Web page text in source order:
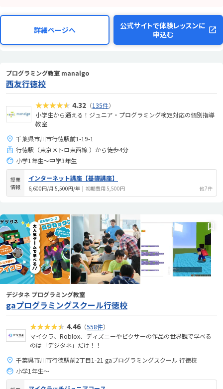
詳細ページへ
公式サイトで体験レッスンに
申込む
プログラミング教室 manalgo
西友行徳校
★★★★★ 4.32 （135件）
小学生から通える！ジュニア・プログラミング検定対応の個別指導
教室
千葉県市川市行徳駅前1-19-1
行徳駅（東京メトロ東西線 ）から徒歩4分
小学1年生～中学3年生
授業
情報
インターネット講座【基礎講座】
6,600円/月 5,500円/年 | 初期費用 5,500円 他7件
デジタネ プログラミング教室
gaプログラミングスクール行徳校
★★★★★ 4.46 （558件）
マイクラ、Roblox、ディズニーやピクサーの作品の世界観で学べる
のは「デジタネ」だけ！！
千葉県市川市行徳駅前2丁目1-21 gaプログラミングスクール 行徳校
小学1年生～